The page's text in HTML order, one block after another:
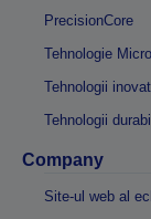
PrecisionCore
Tehnologie
Tehnologii
Tehnologii
Company
Site-ul web al